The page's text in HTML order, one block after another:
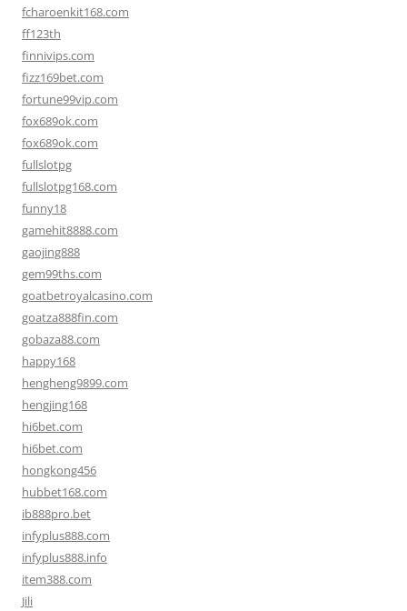
fcharoenkit168.com
ff123th
finnivips.com
fizz169bet.com
fortune99vip.com
fox689ok.com
fox689ok.com
fullslotpg
fullslotpg168.com
funny18
gamehit8888.com
gaojing888
gem99ths.com
goatbetroyalcasino.com
goatza888fin.com
gobaza88.com
happy168
hengheng9899.com
hengjing168
hi6bet.com
hi6bet.com
hongkong456
hubbet168.com
ib888pro.bet
infyplus888.com
infyplus888.info
item388.com
Jili